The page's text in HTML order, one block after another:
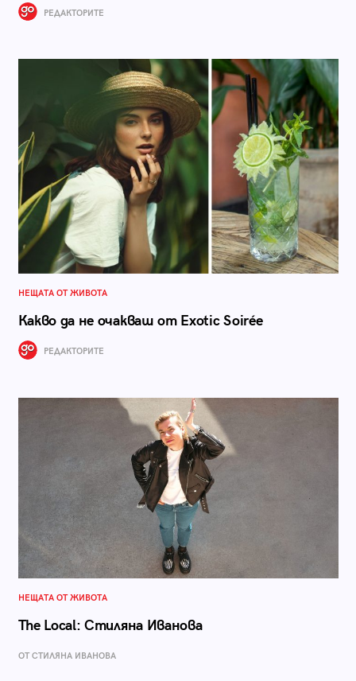
РЕДАКТОРИТЕ
НЕЩАТА ОТ ЖИВОТА
Какво да не очакваш от Exotic Soirée
РЕДАКТОРИТЕ
НЕЩАТА ОТ ЖИВОТА
The Local: Стиляна Иванова
ОТ СТИЛЯНА ИВАНОВА